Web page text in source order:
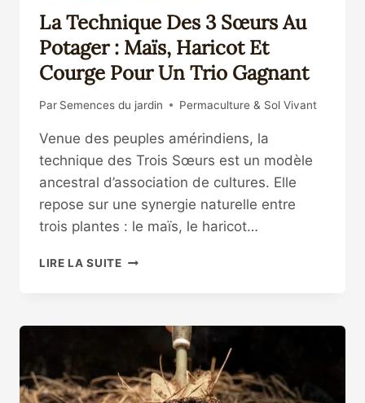
La Technique Des 3 Sœurs Au
Potager : Maïs, Haricot Et
Courge Pour Un Trio Gagnant
Par Semences du jardin Permaculture & Sol Vivant
Venue des peuples amérindiens, la
technique des Trois Sœurs est un modèle
ancestral d’association de cultures. Elle
repose sur une synergie naturelle entre
trois plantes : le maïs, le haricot…
LIRE LA SUITELA
SŒURS
POTAGER
:
MAÏS,